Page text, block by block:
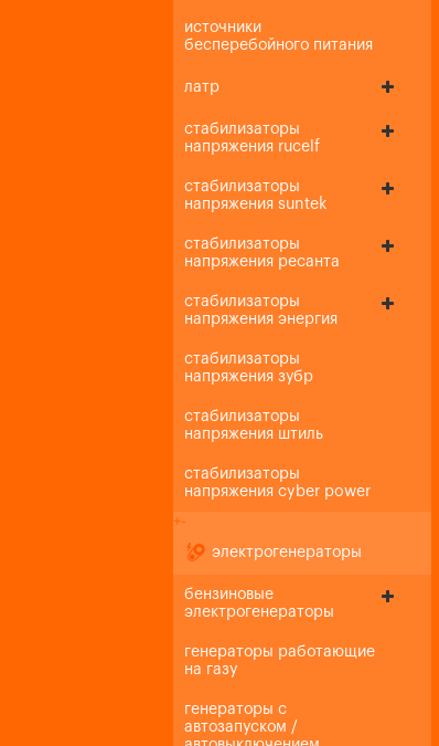
источники
бесперебойного питания
латр
стабилизаторы
напряжения rucelf
стабилизаторы
напряжения suntek
стабилизаторы
напряжения ресанта
стабилизаторы
напряжения энергия
стабилизаторы
напряжения зубр
стабилизаторы
напряжения штиль
стабилизаторы
напряжения cyber power
+-
электрогенераторы
бензиновые
электрогенераторы
генераторы работающие
на газу
генераторы с
автозапуском /